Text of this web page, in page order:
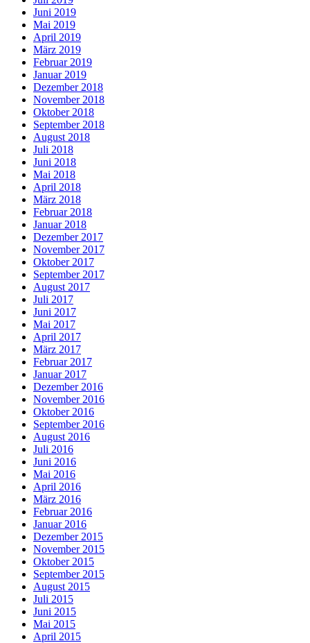
Juni 2019
Mai 2019
April 2019
März 2019
Februar 2019
Januar 2019
Dezember 2018
November 2018
Oktober 2018
September 2018
August 2018
Juli 2018
Juni 2018
Mai 2018
April 2018
März 2018
Februar 2018
Januar 2018
Dezember 2017
November 2017
Oktober 2017
September 2017
August 2017
Juli 2017
Juni 2017
Mai 2017
April 2017
März 2017
Februar 2017
Januar 2017
Dezember 2016
November 2016
Oktober 2016
September 2016
August 2016
Juli 2016
Juni 2016
Mai 2016
April 2016
März 2016
Februar 2016
Januar 2016
Dezember 2015
November 2015
Oktober 2015
September 2015
August 2015
Juli 2015
Juni 2015
Mai 2015
April 2015